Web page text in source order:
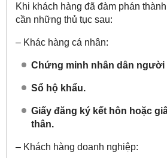
Khi khách hàng đã đàm phán
cần những thủ tục sau:
– Khác hàng cá nhân:
Chứng minh nhân dân người
Sổ hộ khẩu.
Giấy đăng ký kết hôn hoặc
thân.
– Khách hàng doanh nghiệp: